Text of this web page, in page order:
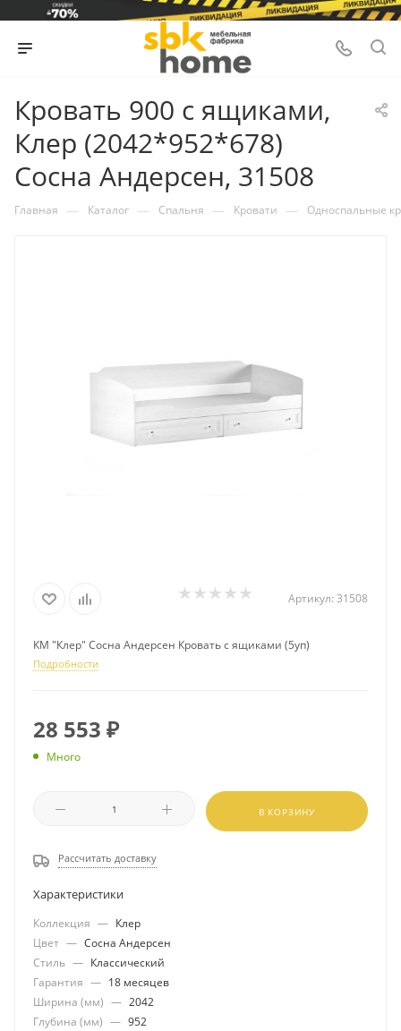
Кровать 900 с ящиками,
Клер (2042*952*678)
Сосна Андерсен, 31508
Главная — Каталог — Спальня — Кровати — Односпальные
Артикул: 31508
КМ "Клер" Сосна Андерсен Кровать с ящиками (5уп)
Подробности
28 553 ₽
Много
В КОРЗИНУ
Рассчитать доставку
Характеристики
Коллекция — Клер
Цвет — Сосна Андерсен
Стиль — Классический
Гарантия — 18 месяцев
Ширина (мм) — 2042
Глубина (мм) — 952